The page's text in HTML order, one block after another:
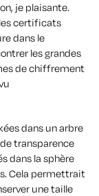
je plaisante.
certificats
dans le
les grandes
de chiffrement
dans un arbre
transparence
dans la sphère
Cela permettrait
une taille